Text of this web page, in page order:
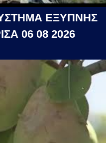
ΕΞΥΠΝΗΣ
06 08 2026